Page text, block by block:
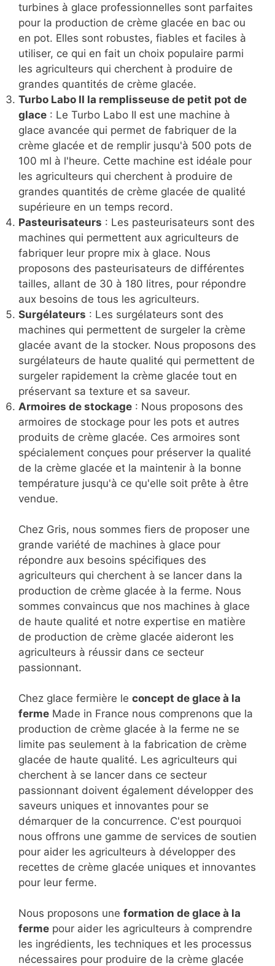
turbines à glace professionnelles sont parfaites
pour la production de crème glacée en bac ou
en pot. Elles sont robustes, fiables et faciles à
utiliser, ce qui en fait un choix populaire parmi
les agriculteurs qui cherchent à produire de
grandes quantités de crème glacée.
Turbo Labo II la remplisseuse de petit pot de
glace : Le Turbo Labo II est une machine à
glace avancée qui permet de fabriquer de la
crème glacée et de remplir jusqu'à 500 pots de
100 ml à l'heure. Cette machine est idéale pour
les agriculteurs qui cherchent à produire de
grandes quantités de crème glacée de qualité
supérieure en un temps record.
Pasteurisateurs : Les pasteurisateurs sont des
machines qui permettent aux agriculteurs de
fabriquer leur propre mix à glace. Nous
proposons des pasteurisateurs de différentes
tailles, allant de 30 à 180 litres, pour répondre
aux besoins de tous les agriculteurs.
Surgélateurs : Les surgélateurs sont des
machines qui permettent de surgeler la crème
glacée avant de la stocker. Nous proposons des
surgélateurs de haute qualité qui permettent de
surgeler rapidement la crème glacée tout en
préservant sa texture et sa saveur.
Armoires de stockage : Nous proposons des
armoires de stockage pour les pots et autres
produits de crème glacée. Ces armoires sont
spécialement conçues pour préserver la qualité
de la crème glacée et la maintenir à la bonne
température jusqu'à ce qu'elle soit prête à être
vendue.
Chez Gris, nous sommes fiers de proposer une
grande variété de machines à glace pour
répondre aux besoins spécifiques des
agriculteurs qui cherchent à se lancer dans la
production de crème glacée à la ferme. Nous
sommes convaincus que nos machines à glace
de haute qualité et notre expertise en matière
de production de crème glacée aideront les
agriculteurs à réussir dans ce secteur
passionnant.
Chez glace fermière le concept de glace à la
ferme Made in France nous comprenons que la
production de crème glacée à la ferme ne se
limite pas seulement à la fabrication de crème
glacée de haute qualité. Les agriculteurs qui
cherchent à se lancer dans ce secteur
passionnant doivent également développer des
saveurs uniques et innovantes pour se
démarquer de la concurrence. C'est pourquoi
nous offrons une gamme de services de soutien
pour aider les agriculteurs à développer des
recettes de crème glacée uniques et innovantes
pour leur ferme.
Nous proposons une formation de glace à la
ferme pour aider les agriculteurs à comprendre
les ingrédients, les techniques et les processus
nécessaires pour produire de la crème glacée